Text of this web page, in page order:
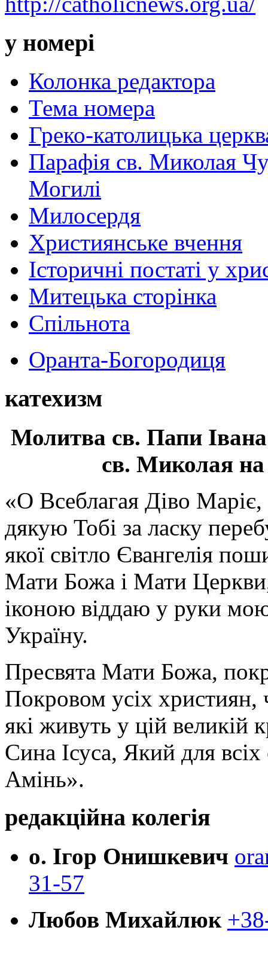
у номері
Колонка редактора
Тема номера
Греко-католицька
Парафія св. Миколая
Могилі
Милосердя
Християнське вчення
Історичні постаті у
Митецька сторінка
Спільнота
Оранта-Богородиця
катехизм
Молитва св. Папи
св. Миколая на
«О Всеблагая Діво
дякую Тобі за ласку
якої світло Євангелія
Мати Божа і Мати
іконою віддаю у руки
Україну.
Пресвята Мати Божа,
Покровом усіх християн,
які живуть у цій великій
Сина Ісуса, Який для
Амінь».
редакційна колегія
о. Ігор Онишкевич
31-57
Любов Михайлюк